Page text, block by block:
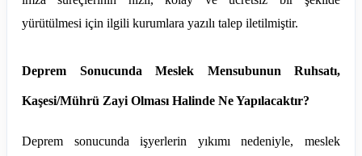
yürütülmesi için ilgili kurumlara yazılı talep iletilmiştir.
Deprem Sonucunda Meslek Mensubunun Ruhsatı,
Kaşesi/Mührü Zayi Olması Halinde Ne Yapılacaktır?
Deprem sonucunda işyerlerin yıkımı nedeniyle, meslek